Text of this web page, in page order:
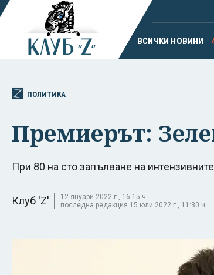
ВСИЧКИ НОВИНИ
ПОЛИТИКА
Премиерът:
При 80 на сто запълване на
Клуб 'Z'
12 януари 2022 г., 16:15 ч.
последна редакция 15 юли 2022 г., 11:30 ч.